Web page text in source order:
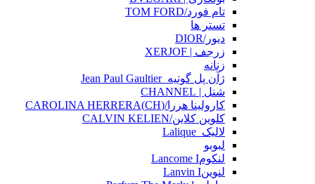
تام فورد/TOM FORD
تستر ها
دیور/DIOR
زرجف | XERJOF
زنانه
ژآن پل گوتیه_Jean Paul Gaultier
شنل | CHANNEL
کارولینا هررا/(CH)CAROLINA HERRERA
کلوین کلاین/CALVIN KELIEN
لالیک_Lalique
لبوبو
لنکومLancome I
لنوینLanvin I